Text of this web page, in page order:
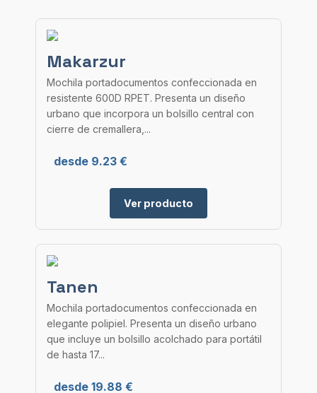
Makarzur
Mochila portadocumentos confeccionada en
resistente 600D RPET. Presenta un diseño
urbano que incorpora un bolsillo central con
cierre de cremallera,...
desde 9.23 €
Ver producto
Tanen
Mochila portadocumentos confeccionada en
elegante polipiel. Presenta un diseño urbano
que incluye un bolsillo acolchado para portátil
de hasta 17...
desde 19.88 €